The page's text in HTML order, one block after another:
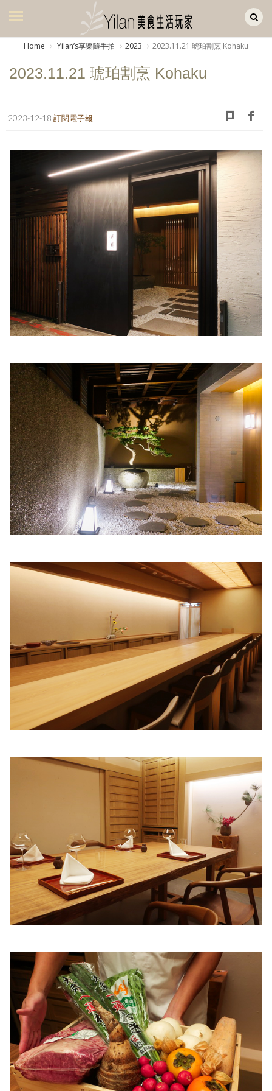
美食集
書房集
日記簿
餐桌週記
享樂隨手拍
照相簿
影音區
創意出版服務
歷史區
關於Yilan
個人著作
活動實況記錄
媒體報導一覽
合作與代言
訂閱電子報
Home Yilanʼs享樂隨手拍 2023 2023.11.21 琥珀割烹 Kohaku
2023.11.21 琥珀割烹 Kohaku
2023-12-18 訂閱電子報